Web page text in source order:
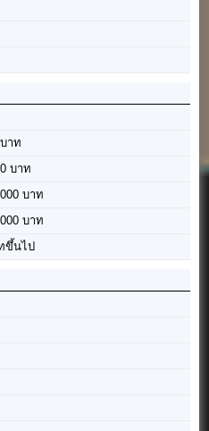
าท
บาท
บาท
บาท
ขึ้นไป